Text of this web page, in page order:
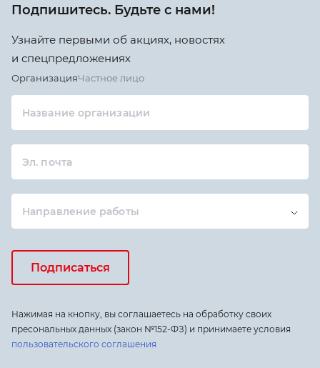
Подпишитесь. Будьте с нами!
Узнайте первыми об акциях, новостях
и спецпредложениях
ОрганизацияЧастное лицо
Название организации
Эл. почта
Направление работы
Подписаться
Нажимая на кнопку, вы соглашаетесь на обработку своих
пресональных данных (закон №152-ФЗ) и принимаете условия
пользовательского соглашения